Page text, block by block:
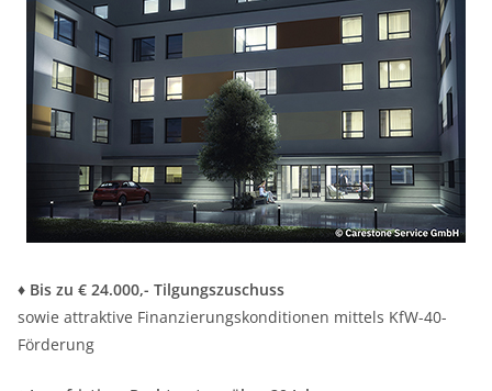
♦ Bis zu € 24.000,- Tilgungszuschuss
sowie attraktive Finanzierungskonditionen mittels KfW-40-
Förderung